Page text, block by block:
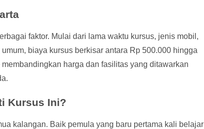
faktor. Mulai dari lama waktu kursus, jenis mobil,
biaya kursus berkisar antara Rp 500.000 hingga
harga dan fasilitas yang ditawarkan
Kursus Ini?
kalangan. Baik pemula yang baru pertama kali belajar